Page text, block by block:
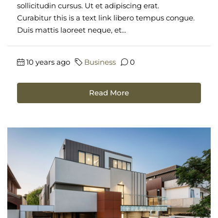
sollicitudin cursus. Ut et adipiscing erat.
Curabitur this is a text link libero tempus congue.
Duis mattis laoreet neque, et...
10 years ago Business 0
Read More